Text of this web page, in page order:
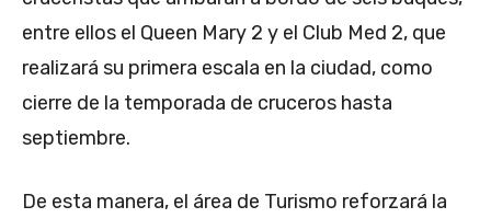
entre ellos el Queen Mary 2 y el Club Med 2, que
realizará su primera escala en la ciudad, como
cierre de la temporada de cruceros hasta
septiembre.
De esta manera, el área de Turismo reforzará la